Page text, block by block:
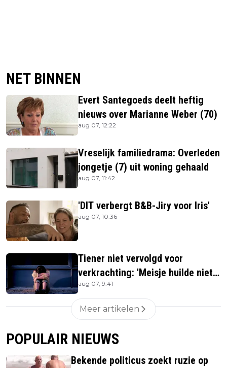
NET BINNEN
Evert Santegoeds deelt heftig
nieuws over Marianne Weber (70)
aug 07, 12:22
Vreselijk familiedrama: Overleden
jongetje (7) uit woning gehaald
aug 07, 11:42
'DIT verbergt B&B-Jiry voor Iris'
aug 07, 10:36
Tiener niet vervolgd voor
verkrachting: 'Meisje huilde niet
hard genoeg'
aug 07, 9:41
Meer artikelen
POPULAIR NIEUWS
Bekende politicus zoekt ruzie op